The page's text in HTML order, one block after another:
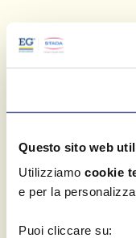
Questo sito web
Utilizziamo cookie
e per la
Puoi cliccare su: